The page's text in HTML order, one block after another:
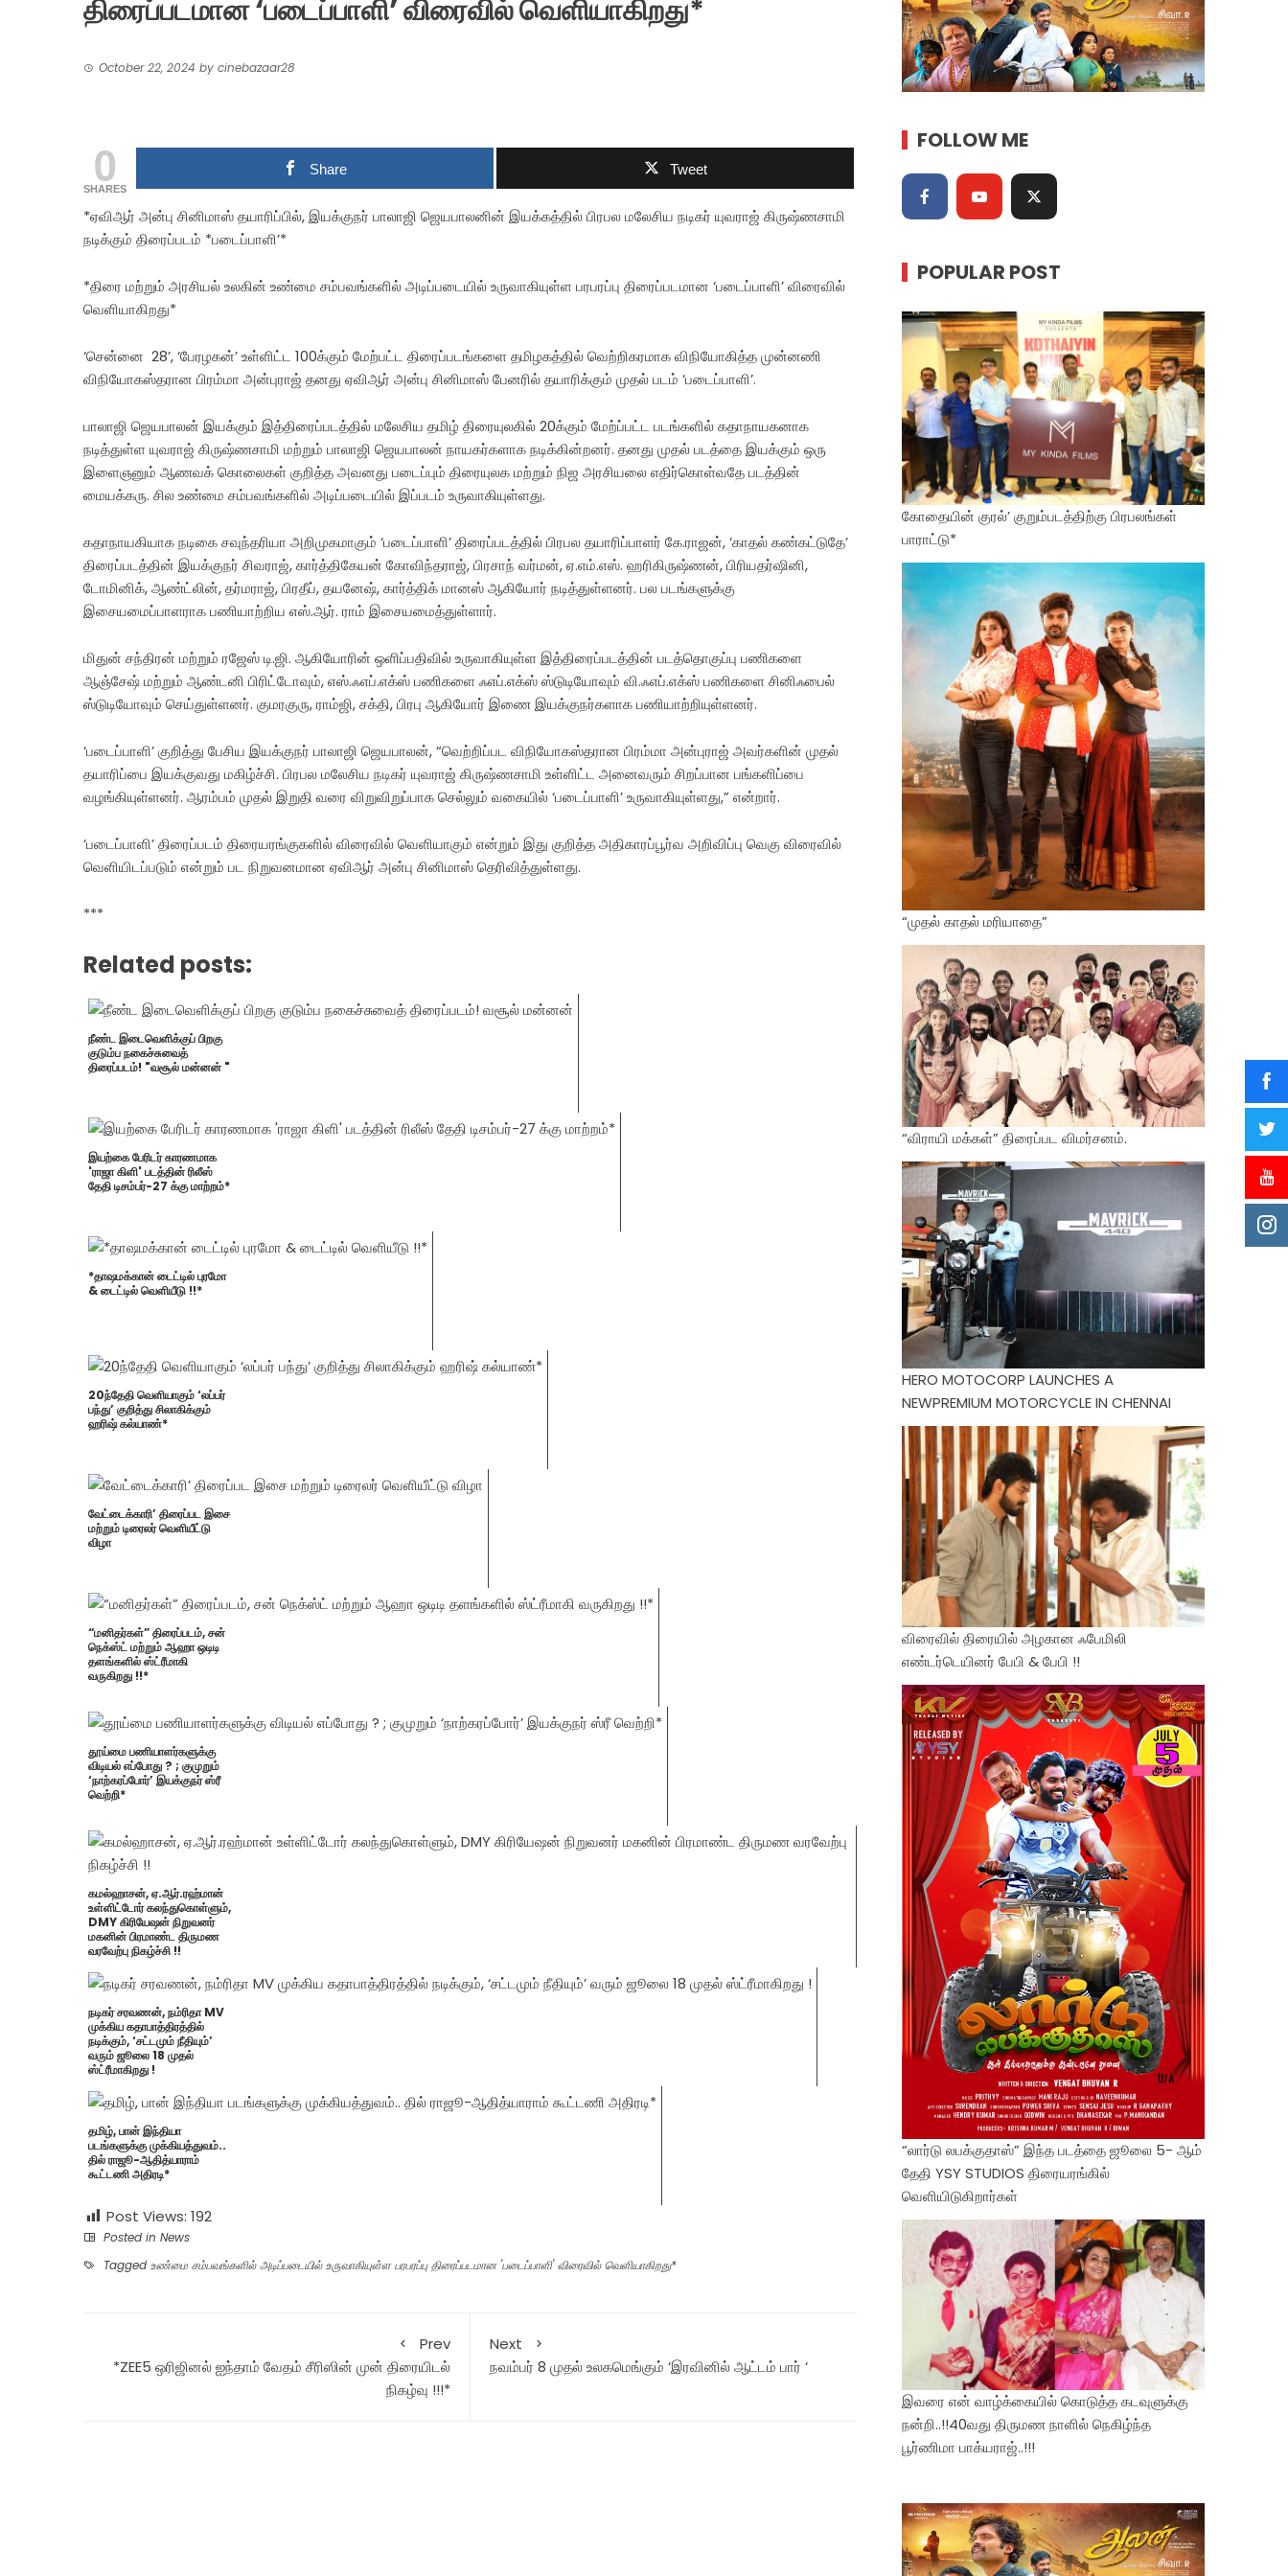
திரைப்படமான‌ ‘படைப்பாளி’ விரைவில் வெளியாகிறது*
October 22, 2024 by cinebazaar28
0
SHARES
Share Tweet
*ஏவிஆர் அன்பு சினிமாஸ் தயாரிப்பில், இயக்குநர் பாலாஜி ஜெயபாலனின் இயக்கத்தில் பிரபல மலேசிய நடிகர் யுவராஜ் கிருஷ்ணசாமி
நடிக்கும் திரைப்படம் *படைப்பாளி’*
*திரை மற்றும் அரசியல் உலகின் உண்மை சம்பவங்களில் அடிப்படையில் உருவாகியுள்ள‌ பரபரப்பு திரைப்படமான‌ ‘படைப்பாளி’ விரைவில்
வெளியாகிறது*
‘சென்னை ‍ 28’, ‘பேரழகன்’ உள்ளிட்ட‌ 100க்கும் மேற்பட்ட திரைப்படங்களை தமிழகத்தில் வெற்றிகரமாக‌ விநியோகித்த முன்னணி
விநியோகஸ்தரான‌ பிரம்மா அன்புராஜ் தனது ஏவிஆர் அன்பு சினிமாஸ் பேனரில் தயாரிக்கும் முதல் படம் ‘படைப்பாளி’.
பாலாஜி ஜெயபாலன் இயக்கும் இத்திரைப்படத்தில் மலேசிய தமிழ் திரையுலகில் 20க்கும் மேற்ப்பட்ட படங்களில் கதாநாயகனாக
நடித்துள்ள‌ யுவராஜ் கிருஷ்ணசாமி மற்றும் பாலாஜி ஜெயபாலன் நாயகர்களாக நடிக்கின்றனர். தனது முதல் படத்தை இயக்கும் ஒரு
இளைஞனும் ஆணவக் கொலைகள் குறித்த அவனது படைப்பும் திரையுலக மற்றும் நிஜ அரசியலை எதிர்கொள்வதே படத்தின்
மையக்கரு. சில உண்மை சம்பவங்களில் அடிப்படையில் இப்படம் உருவாகியுள்ள‌து.
கதாநாயகியாக நடிகை சவுந்தரியா அறிமுகமாகும் ‘படைப்பாளி’ திரைப்படத்தில் பிரபல தயாரிப்பாளர் கே.ராஜன், ‘காதல் கண்கட்டுதே’
திரைப்படத்தின் இயக்குநர் சிவராஜ், கார்த்திகேயன் கோவிந்தராஜ், பிரசாந் வர்மன், ஏ.எம்.எஸ். ஹரிகிருஷ்ணன், பிரியதர்ஷினி,
டோமினிக், ஆண்ட்லின், தர்மராஜ், பிரதீப், தயனேஷ், கார்த்திக் மானஸ் ஆகியோர் நடித்துள்ளனர். பல படங்களுக்கு
இசையமைப்பாளராக பணியாற்றிய எஸ்.ஆர். ராம் இசையமைத்துள்ளார்.
மிதுன் சந்திரன் மற்றும் ரஜேஸ் டி.ஜி. ஆகியோரின் ஒளிப்பதிவில் உருவாகியுள்ள இத்திரைப்படத்தின் படத்தொகுப்பு பணிகளை
ஆஞ்சேஷ் மற்றும் ஆண்டனி பிரிட்டோவும், எஸ்.ஃஎப்.எக்ஸ் பணிகளை ஃஎப்.எக்ஸ் ஸ்டுடியோவும் வி.ஃஎப்.எக்ஸ் பணிகளை சினிஃபைல்
ஸ்டுடியோவும் செய்துள்ளனர். குமரகுரு, ராம்ஜி, சக்தி, பிரபு ஆகியோர் இணை இயக்குநர்களாக பணியாற்றியுள்ளனர்.
‘படைப்பாளி’ குறித்து பேசிய இயக்குநர் பாலாஜி ஜெயபாலன், “வெற்றிப்பட விநியோகஸ்தரான பிரம்மா அன்புராஜ் அவர்களின் முதல்
தயாரிப்பை இயக்குவது மகிழ்ச்சி. பிரபல மலேசிய நடிகர் யுவராஜ் கிருஷ்ணசாமி உள்ளிட்ட அனைவரும் சிறப்பான பங்களிப்பை
வழங்கியுள்ளனர். ஆரம்பம் முதல் இறுதி வரை விறுவிறுப்பாக செல்லும் வகையில் ‘படைப்பாளி’ உருவாகியுள்ளது,” என்றார்.
‘படைப்பாளி’ திரைப்படம் திரையரங்குகளில் விரைவில் வெளியாகும் என்றும் இது குறித்த அதிகாரப்பூர்வ அறிவிப்பு வெகு விரைவில்
வெளியிடப்படும் என்றும் பட நிறுவனமான‌ ஏவிஆர் அன்பு சினிமாஸ் தெரிவித்துள்ளது.
***
Related posts:
நீண்ட இடைவெளிக்குப் பிறகு
குடும்ப நகைச்சுவைத்
திரைப்படம்! "வசூல் மன்னன் "
இயற்கை பேரிடர் காரணமாக
'ராஜா கிளி' படத்தின் ரிலீஸ்
தேதி டிசம்பர்-27 க்கு மாற்றம்*
*தாஷமக்கான் டைட்டில் புரமோ
& டைட்டில் வெளியீடு !!*
20ந்தேதி வெளியாகும் ‘லப்பர்
பந்து’ குறித்து சிலாகிக்கும்
ஹரிஷ் கல்யாண்*
வேட்டைக்காரி’ திரைப்பட இசை
மற்றும் டிரைலர் வெளியீட்டு
விழா
“மனிதர்கள்” திரைப்படம், சன்
நெக்ஸ்ட் மற்றும் ஆஹா ஒடிடி
தளங்களில் ஸ்ட்ரீமாகி
வருகிறது !!*
தூய்மை பணியாளர்களுக்கு
விடியல் எப்போது ? ; குமுறும்
‘நாற்கரப்போர்’ இயக்குநர் ஸ்ரீ
வெற்றி*
கமல்ஹாசன், ஏ.ஆர்.ரஹ்மான்
உள்ளிட்டோர் கலந்துகொள்ளும்,
DMY கிரியேஷன் நிறுவனர்
மகனின் பிரமாண்ட திருமண
வரவேற்பு நிகழ்ச்சி !!
நடிகர் சரவணன், நம்ரிதா MV
முக்கிய கதாபாத்திரத்தில்
நடிக்கும், ‘சட்டமும் நீதியும்’
வரும் ஜூலை 18 முதல்
ஸ்ட்ரீமாகிறது !
தமிழ், பான் இந்தியா
படங்களுக்கு முக்கியத்துவம்..
தில் ராஜூ-ஆதித்யாராம்
கூட்டணி அதிரடி*
Post Views: 192
Posted in News
Tagged உண்மை சம்பவங்களில் அடிப்படையில் உருவாகியுள்ள‌ பரபரப்பு திரைப்படமான‌ 'படைப்பாளி' விரைவில் வெளியாகிறது*
Prev
*ZEE5 ஒரிஜினல் ஐந்தாம் வேதம் சீரிஸின் முன் திரையிடல்
நிகழ்வு !!!*
Next
நவம்பர் 8 முதல் உலகமெங்கும் ‘இரவினில் ஆட்டம் பார் ‘
FOLLOW ME
POPULAR POST
கோதையின் குரல்’ குறும்படத்திற்கு பிரபலங்கள்
பாராட்டு*
“முதல் காதல் மரியாதை”
“விராயி மக்கள்” திரைப்பட விமர்சனம்.
HERO MOTOCORP LAUNCHES A
NEWPREMIUM MOTORCYCLE IN CHENNAI
விரைவில் திரையில் அழகான ஃபேமிலி
எண்டர்டெயினர் பேபி & பேபி !!
“லார்டு லபக்குதாஸ்” இந்த படத்தை ஜூலை 5- ஆம்
தேதி YSY STUDIOS திரையரங்கில்
வெளியிடுகிறார்கள்
இவரை என் வாழ்க்கையில் கொடுத்த கடவுளுக்கு
நன்றி..!!40வது திருமண நாளில் நெகிழ்ந்த
பூர்ணிமா பாக்யராஜ்..!!!